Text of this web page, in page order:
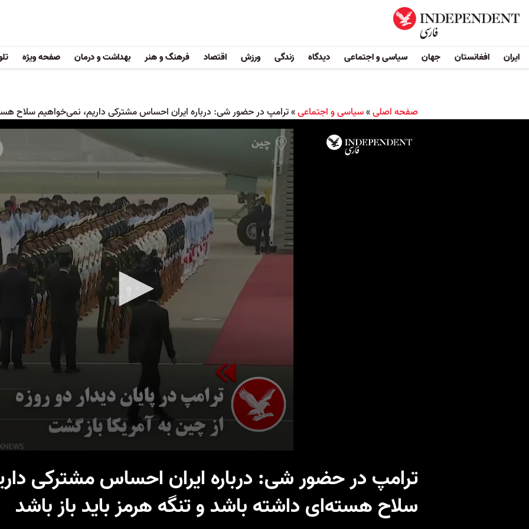
ایران افغانستان جهان سیاسی و اجتماعی دیدگاه زندگی ورزش اقتصاد فرهنگ و هنر بهداشت و درمان صفحه ویژه
صفحه اصلی»سیاسی و اجتماعی»ترامپ در حضور شی: درباره ایران احساس مشترکی داریم، نمی‌خواهیم سلاح
ترامپ در حضور شی: درباره ایران احساس مشترکی
سلاح هسته‌ای داشته باشد و تنگه هرمز باید باز باشد